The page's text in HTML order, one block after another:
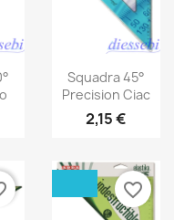
Squadra 45°
Precision Ciac
2,15 €
favorite_border